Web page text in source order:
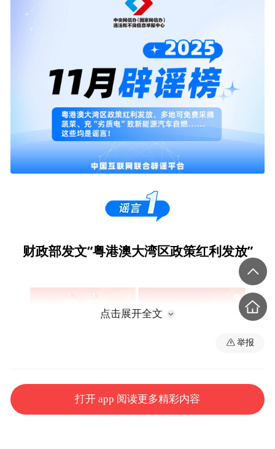
财政部发文“粤港澳大湾区政策红利发放”
点击展开全文
举报
打开 app 阅读更多精彩内容